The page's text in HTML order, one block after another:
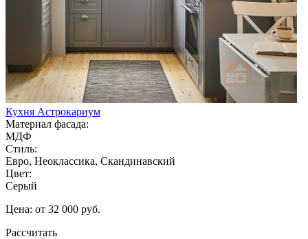
Кухня Астрокариум
Материал фасада:
МДФ
Стиль:
Евро, Неоклассика, Скандинавский
Цвет:
Серый
Цена: от 32 000 руб.
Рассчитать